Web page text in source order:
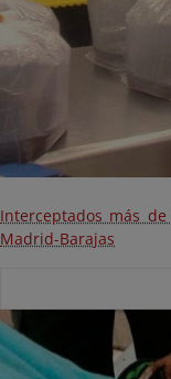
Interceptados más
Madrid-Barajas